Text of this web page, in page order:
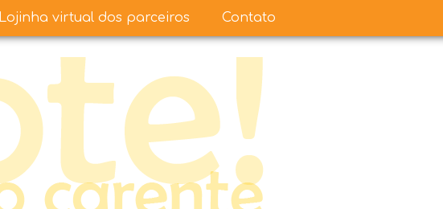
Lojinha virtual dos parceiros Contato